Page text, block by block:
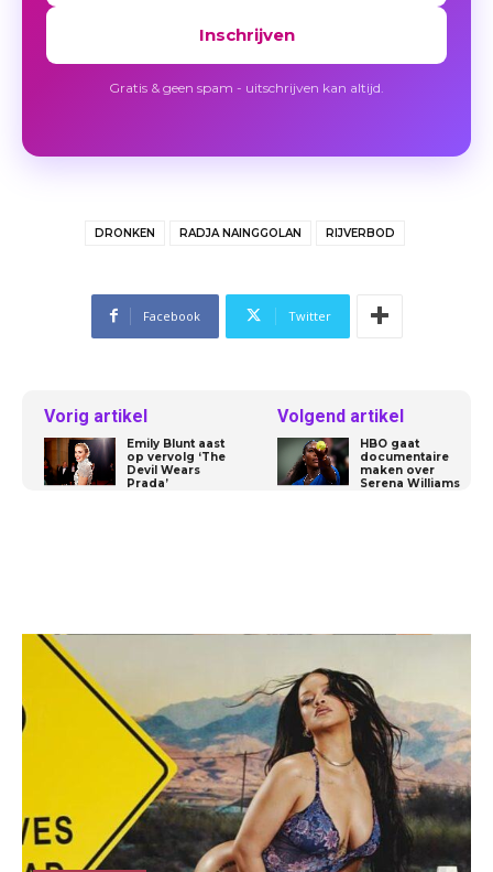
Inschrijven
Gratis & geen spam - uitschrijven kan altijd.
DRONKEN RADJA NAINGGOLAN RIJVERBOD
Facebook Twitter
Vorig artikel
Emily Blunt aast
op vervolg ‘The
Devil Wears
Prada’
Volgend artikel
HBO gaat
documentaire
maken over
Serena Williams